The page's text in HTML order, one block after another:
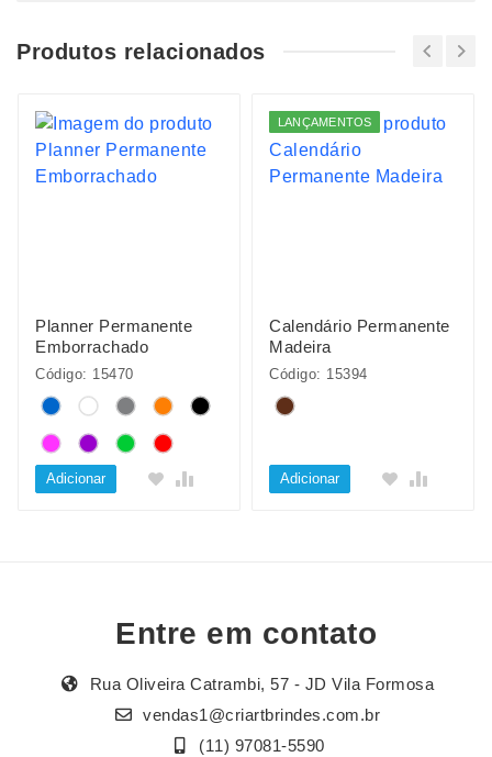
Produtos relacionados
Planner Permanente
Emborrachado
Código: 15470
Adicionar
LANÇAMENTOS
Calendário Permanente
Madeira
Código: 15394
Adicionar
Entre em contato
Rua Oliveira Catrambi, 57 - JD Vila Formosa
vendas1@criartbrindes.com.br
(11) 97081-5590